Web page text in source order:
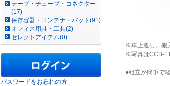
テープ・チューブ・コネクター
(17)
保存容器・コンテナ・バット(91)
オフィス用具・工具(2)
セレクトアイテム(0)
パスワードをお忘れの方
※車上渡し。搬
※写真はCCB-1T
●組立が簡単で